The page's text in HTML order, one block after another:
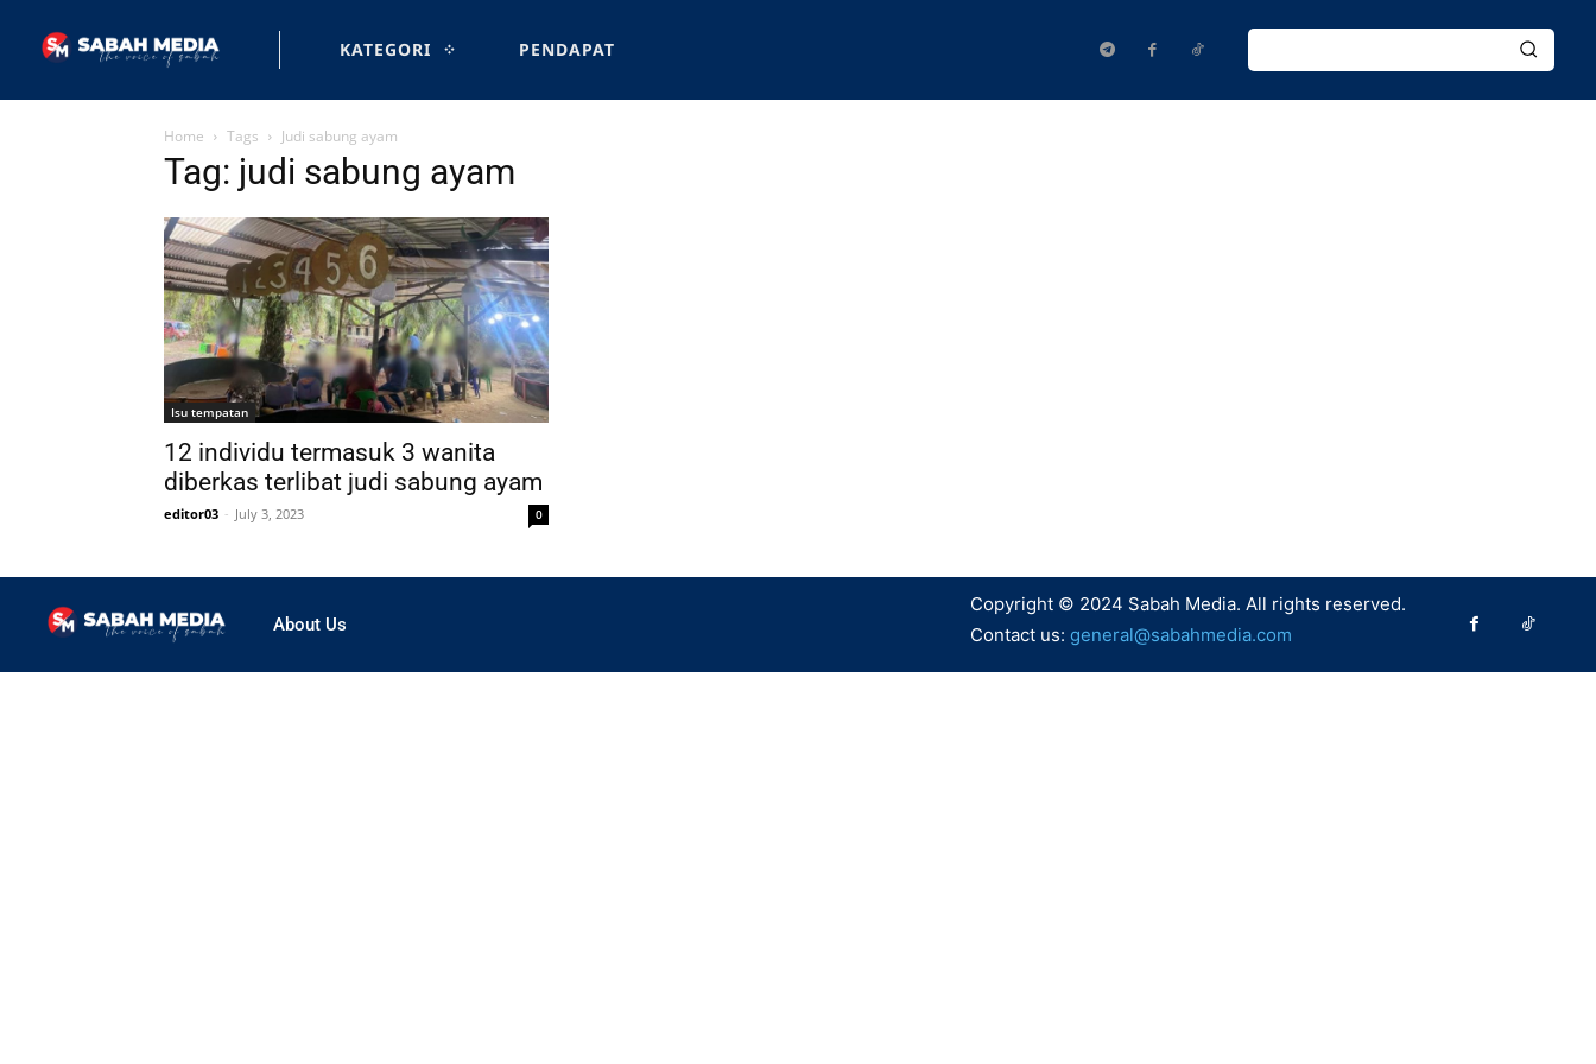
KATEGORI PENDAPAT
Home Tags Judi sabung ayam
Tag: judi sabung ayam
Isu tempatan
12 individu termasuk 3 wanita
diberkas terlibat judi sabung ayam
editor03 - July 3, 2023 0
About Us
Copyright © 2024 Sabah Media. All rights reserved.
Contact us: general@sabahmedia.com